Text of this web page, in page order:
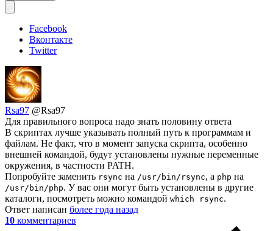
Facebook
Вконтакте
Twitter
Rsa97 @Rsa97
Для правильного вопроса надо знать половину ответа
В скриптах лучше указывать полный путь к программам и
файлам. Не факт, что в момент запуска скрипта, особенно
внешней командой, будут установлены нужные переменные
окружения, в частности PATH.
Попробуйте заменить rsync на /usr/bin/rsync, а php на
/usr/bin/php. У вас они могут быть установлены в другие
каталоги, посмотреть можно командой which rsync.
Ответ написан более года назад
10 комментариев